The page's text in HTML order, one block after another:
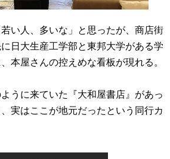
い人、多いな」と思ったが、商店街
日大生産工学部と東邦大学がある学
本屋さんの控えめな看板が現れる。
ように来ていた『大和屋書店』があっ
実はここが地元だったという同行カ